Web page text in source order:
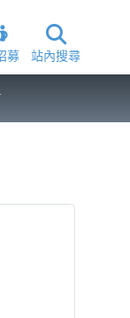
募 站內搜尋